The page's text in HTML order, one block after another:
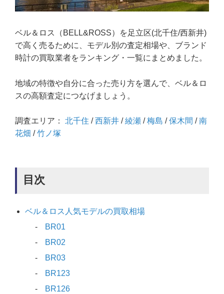
ベル＆ロス（BELL&ROSS）を足立区(北千住/西新井)
で高く売るために、モデル別の査定相場や、ブランド
時計の買取業者をランキング・一覧にまとめました。
地域の特徴や自分に合った売り方を選んで、ベル＆ロ
スの高額査定につなげましょう。
調査エリア： 北千住 /西新井 /綾瀬 /梅島 /保木間 /南
花畑 /竹ノ塚
目次
ベル＆ロス人気モデルの買取相場
BR01
BR02
BR03
BR123
BR126